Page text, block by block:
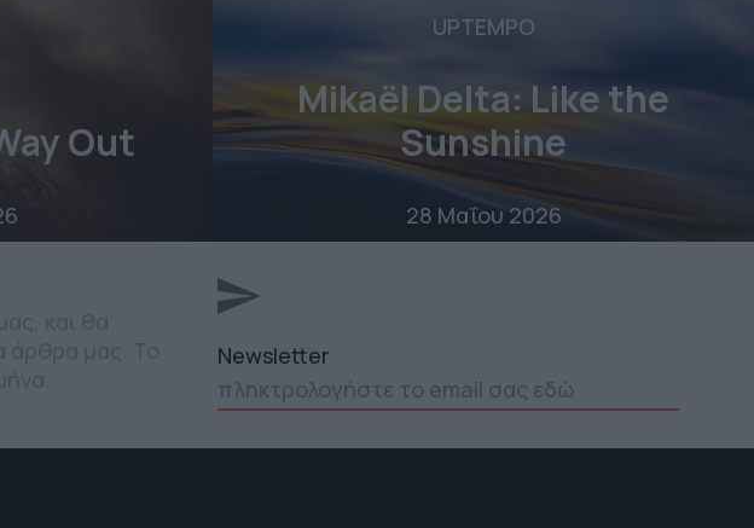
Out
UPTEMPO
Mikaël Delta: Like the
Sunshine
28 Μαΐου 2026
Newsletter